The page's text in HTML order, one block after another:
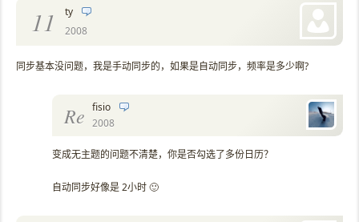
11
ty
2008
同步基本没问题，我是手动同步的，如果是自动同步，频率是多少啊?
Re fisio
2008
变成无主题的问题不清楚，你是否勾选了多份日历？
自动同步好像是 2小时 🙂